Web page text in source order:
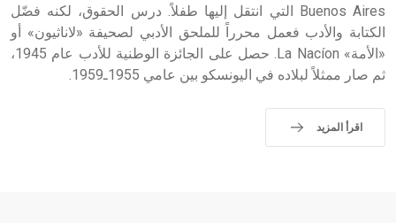
Buenos Aires التي انتقل إليها طفلاً. درس الحقوق، لكنه فضّل
الكتابة والأدب فعمل محرراً للملحق الأدبي لصحيفة «لاناثيون» أو
«الأمة» La Nacíon. حصل على الجائزة الوطنية للأدب عام 1945،
ثم صار ممثلاً لبلاده في اليونسكو بين عامي 1955ـ1959.
اقرأ المزيد